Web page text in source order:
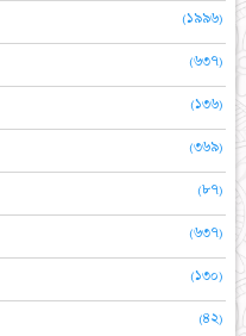
(১৯৯৬)
(৬৩৭)
(১৩৬)
(৩৬৯)
(৮৭)
(৬৩৭)
(১৩০)
(৪২)